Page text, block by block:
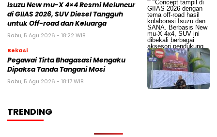
Isuzu New mu-X 4×4 Resmi Meluncur
di GIIAS 2026, SUV Diesel Tangguh
untuk Off-road dan Keluarga
Rabu, 5 Agu 2026 - 18:22 WIB
Bekasi
Pegawai Tirta Bhagasasi Mengaku
Dipaksa Tanda Tangani Mosi
Rabu, 5 Agu 2026 - 18:17 WIB
TRENDING